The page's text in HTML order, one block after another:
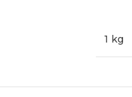
1 kg